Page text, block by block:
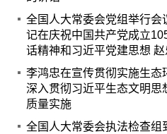
全国人大常委会党组举行会
记在庆祝中国共产党成立
话精神和习近平党建思想
李鸿忠在宣传贯彻实施生态
深入贯彻习近平生态文明思
质量实施
全国人大常委会执法检查组